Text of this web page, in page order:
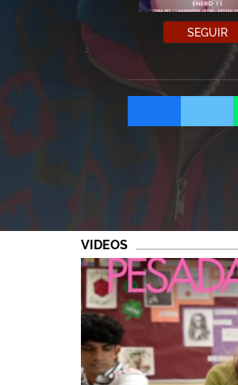
SEGUIR
VIDEOS